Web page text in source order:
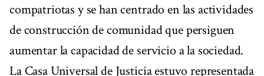
compatriotas y se han centrado en las actividades
de construcción de comunidad que persiguen
aumentar la capacidad de servicio a la sociedad.
La Casa Universal de Justicia estuvo representada